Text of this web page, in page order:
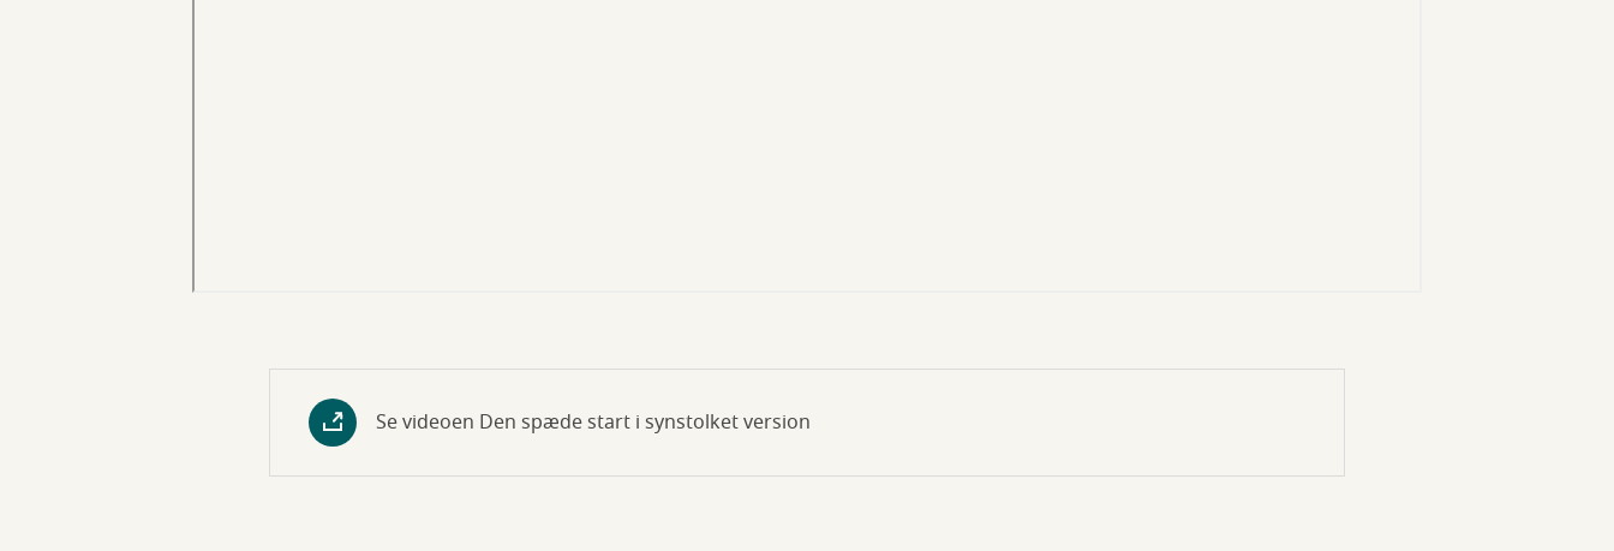
Se videoen Den spæde start i synstolket version